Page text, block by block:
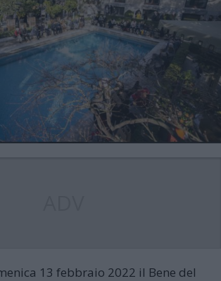
13 febbraio 2022 il Bene del